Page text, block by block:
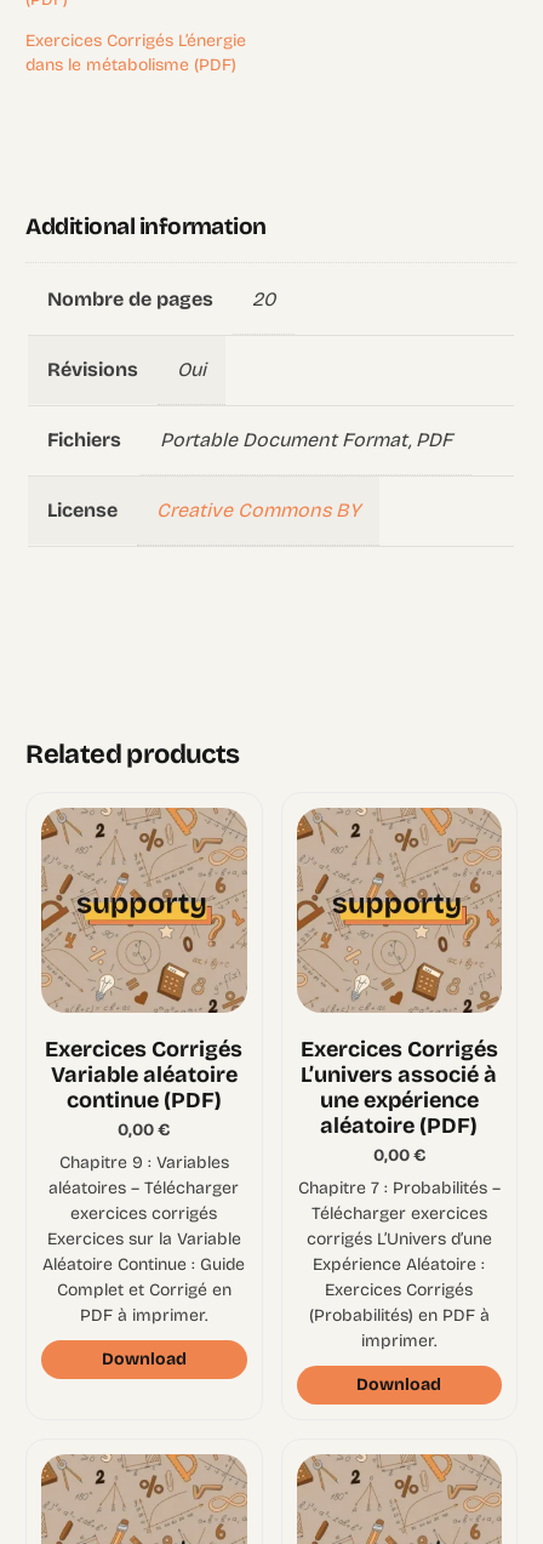
Exercices Corrigés L’énergie
dans le métabolisme (PDF)
Additional information
Nombre de pages 20
Révisions Oui
Fichiers Portable Document Format, PDF
License Creative Commons BY
Related products
Exercices Corrigés
Variable aléatoire
continue (PDF)
0,00€
Chapitre 9 : Variables
aléatoires – Télécharger
exercices corrigés
Exercices sur la Variable
Aléatoire Continue : Guide
Complet et Corrigé en
PDF à imprimer.
Download
Exercices Corrigés
L’univers associé à
une expérience
aléatoire (PDF)
0,00€
Chapitre 7 : Probabilités –
Télécharger exercices
corrigés L’Univers d’une
Expérience Aléatoire :
Exercices Corrigés
(Probabilités) en PDF à
imprimer.
Download